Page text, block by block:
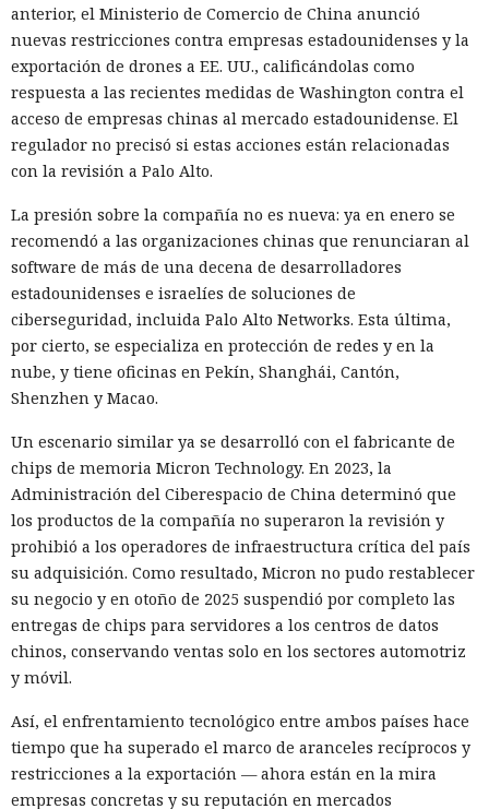
anterior, el Ministerio de Comercio de China anunció
nuevas restricciones contra empresas estadounidenses y la
exportación de drones a EE. UU., calificándolas como
respuesta a las recientes medidas de Washington contra el
acceso de empresas chinas al mercado estadounidense. El
regulador no precisó si estas acciones están relacionadas
con la revisión a Palo Alto.
La presión sobre la compañía no es nueva: ya en enero se
recomendó a las organizaciones chinas que renunciaran al
software de más de una decena de desarrolladores
estadounidenses e israelíes de soluciones de
ciberseguridad, incluida Palo Alto Networks. Esta última,
por cierto, se especializa en protección de redes y en la
nube, y tiene oficinas en Pekín, Shanghái, Cantón,
Shenzhen y Macao.
Un escenario similar ya se desarrolló con el fabricante de
chips de memoria Micron Technology. En 2023, la
Administración del Ciberespacio de China determinó que
los productos de la compañía no superaron la revisión y
prohibió a los operadores de infraestructura crítica del país
su adquisición. Como resultado, Micron no pudo restablecer
su negocio y en otoño de 2025 suspendió por completo las
entregas de chips para servidores a los centros de datos
chinos, conservando ventas solo en los sectores automotriz
y móvil.
Así, el enfrentamiento tecnológico entre ambos países hace
tiempo que ha superado el marco de aranceles recíprocos y
restricciones a la exportación — ahora están en la mira
empresas concretas y su reputación en mercados